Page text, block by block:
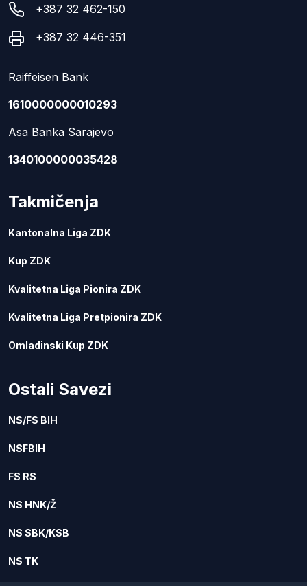
+387 32 462-150
+387 32 446-351
Raiffeisen Bank
1610000000010293
Asa Banka Sarajevo
1340100000035428
Takmičenja
Kantonalna Liga ZDK
Kup ZDK
Kvalitetna Liga Pionira ZDK
Kvalitetna Liga Pretpionira ZDK
Omladinski Kup ZDK
Ostali Savezi
NS/FS BIH
NSFBIH
FS RS
NS HNK/Ž
NS SBK/KSB
NS TK